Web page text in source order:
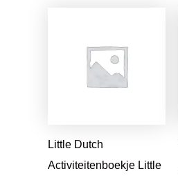
Little Dutch
Activiteitenboekje Little
€16,99.€13,42.